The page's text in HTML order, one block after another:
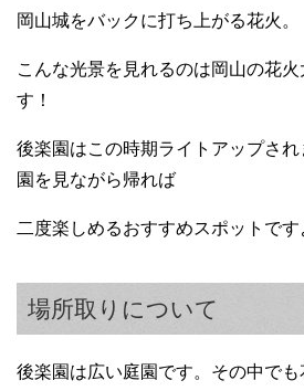
岡山城をバックに打ち上がる花火。
こんな光景を見れるのは岡山の花
す！
後楽園はこの時期ライトアップさ
園を見ながら帰れば
二度楽しめるおすすめスポットです
場所取りについて
後楽園は広い庭園です。その中で